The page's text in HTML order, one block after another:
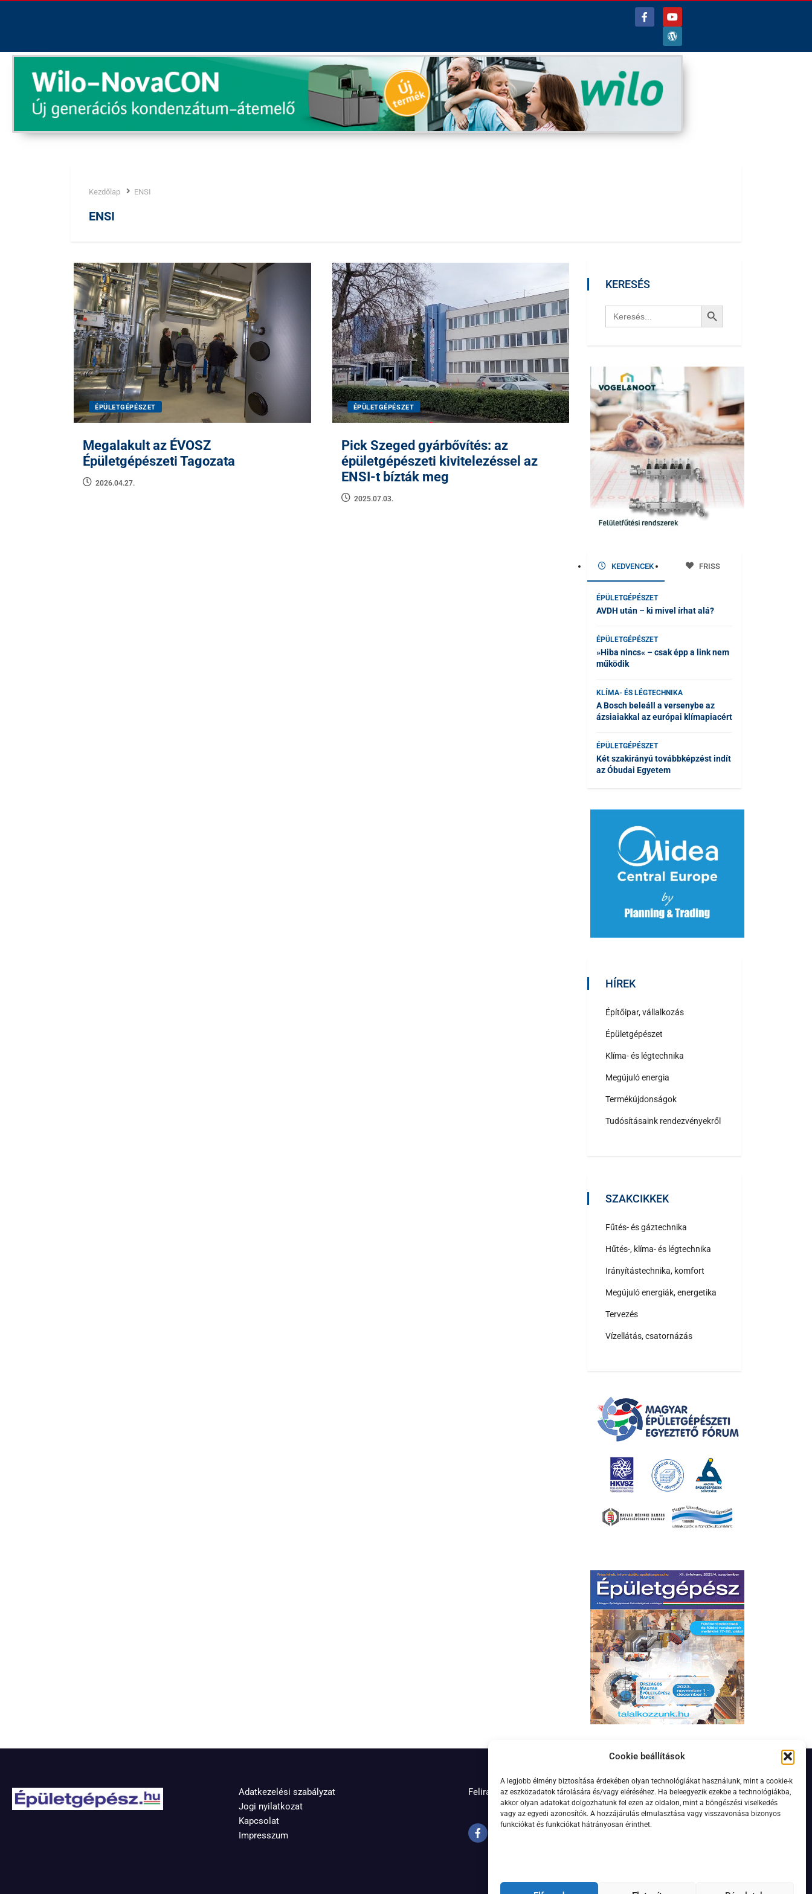
Cookie beállítások
A legjobb élmény biztosítása érdekében olyan technológiákat használunk, mint a cookie-k
az eszközadatok tárolására és/vagy eléréséhez. Ha beleegyezik ezekbe a technológiákba,
akkor olyan adatokat dolgozhatunk fel ezen az oldalon, mint a böngészési viselkedés
vagy az egyedi azonosítók. A hozzájárulás elmulasztása vagy visszavonása bizonyos
funkciókat és funkciókat hátrányosan érinthet.
Kezdőlap ENSI
Címke:
ENSI
ÉPÜLETGÉPÉSZET
Megalakult az ÉVOSZ
Épületgépészeti Tagozata
2026.04.27.
ÉPÜLETGÉPÉSZET
Pick Szeged gyárbővítés: az
épületgépészeti kivitelezéssel az
ENSI-t bízták meg
2025.07.03.
KERESÉS
Search
for:
Search Button
KEDVENCEK FRISS
ÉPÜLETGÉPÉSZET
AVDH után – ki mivel írhat alá?
ÉPÜLETGÉPÉSZET
»Hiba nincs« – csak épp a link nem
működik
KLÍMA- ÉS LÉGTECHNIKA
A Bosch beleáll a versenybe az
ázsiaiakkal az európai klímapiacért
ÉPÜLETGÉPÉSZET
Két szakirányú továbbképzést indít
az Óbudai Egyetem
HÍREK
Építőipar, vállalkozás
Épületgépészet
Klíma- és légtechnika
Megújuló energia
Termékújdonságok
Tudósításaink rendezvényekről
SZAKCIKKEK
Fűtés- és gáztechnika
Hűtés-, klíma- és légtechnika
Irányítástechnika, komfort
Megújuló energiák, energetika
Tervezés
Vízellátás, csatornázás
Adatkezelési szabályzat
Jogi nyilatkozat
Kapcsolat
Impresszum
Feliratkozás hírlevélre